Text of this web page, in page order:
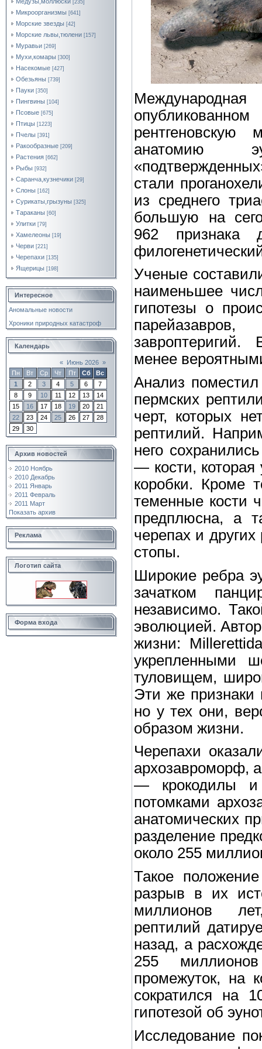
[235]
Микроорганизмы [641]
Морские звезды [42]
Морские львы,тюлени [157]
Муравьи [269]
Мухи,комары [300]
Насекомые [427]
Обезьяны [739]
Пауки [350]
Пингвины [104]
Псовые [675]
Птицы [1223]
Пчелы [391]
Ракообразные [209]
Растения [662]
Рыбы [932]
Саранча,кузнечики [29]
Слоны [162]
Сурикаты,грызуны [325]
Тараканы [60]
Улитки [79]
Хамелеоны [19]
Черви [221]
Черепахи [135]
Ящерицы [198]
Интересное
Аномальные новости
Хроники природных катастроф
Календарь
« Июнь 2026 »
Пн
Вт Ср Чт Пт Сб
Вс
1
2 3 4 5 6
7
8
9 10 11 12 13
14
15
16 17 18 19 20
21
22
23 24 25 26 27
28
29
30
Архив новостей
2010 Ноябрь
2010 Декабрь
2011 Январь
2011 Февраль
2011 Март
Показать архив
Реклама
Логотип сайта
Форма входа
рентгеновскую
анатомию
стали
из среднего
большую на
962
Ученые
наименьшее
гипотезы о
завроптеригий.
менее
Анализ
пермских
черт, которых
рептилий.
него
— кости, которая
коробки. Кроме
теменные кости
предплюсна, а
черепах и
стопы.
Широкие ребра
зачатком
независимо.
эволюцией.
жизни:
укрепленными
туловищем,
Эти же признаки
но у тех они,
образом жизни.
Черепахи
архозавроморф,
— крокодилы и
потомками
анатомических
разделение
около 255
Такое
разрыв в их
миллионов
рептилий
назад, а
255
промежуток, на
сократился на
гипотезой об
Исследование